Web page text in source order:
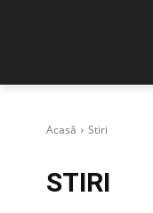
Acasă Stiri
STIRI